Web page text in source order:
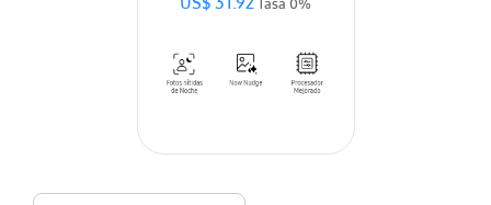
US$ 31.92Tasa 0%